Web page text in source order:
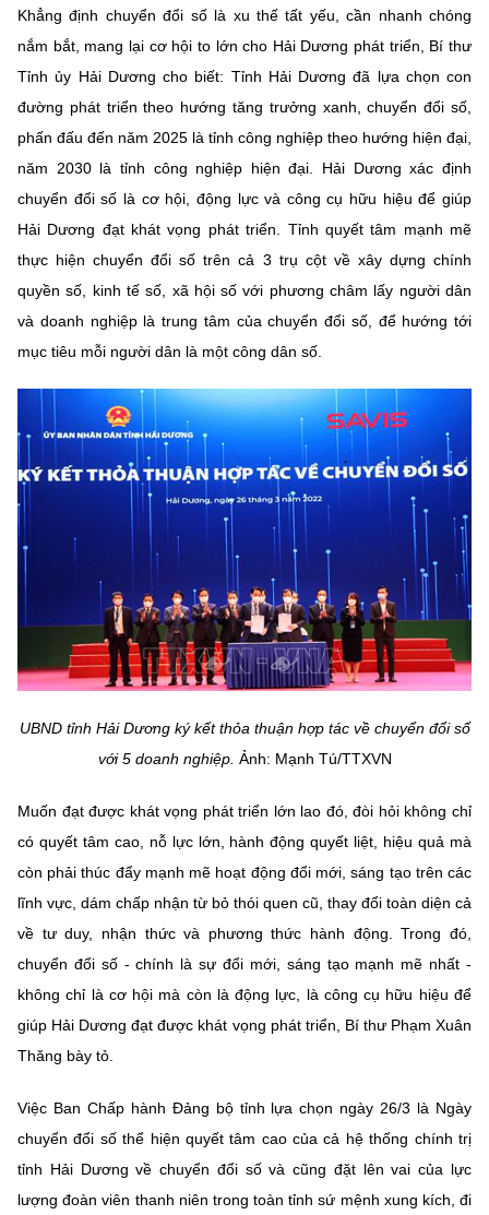
Khẳng định chuyển đổi số là xu thế tất yếu, cần nhanh chóng
nắm bắt, mang lại cơ hội to lớn cho Hải Dương phát triển, Bí thư
Tỉnh ủy Hải Dương cho biết: Tỉnh Hải Dương đã lựa chọn con
đường phát triển theo hướng tăng trưởng xanh, chuyển đổi số,
phấn đấu đến năm 2025 là tỉnh công nghiệp theo hướng hiện đại,
năm 2030 là tỉnh công nghiệp hiện đại. Hải Dương xác định
chuyển đổi số là cơ hội, động lực và công cụ hữu hiệu để giúp
Hải Dương đạt khát vọng phát triển. Tỉnh quyết tâm mạnh mẽ
thực hiện chuyển đổi số trên cả 3 trụ cột về xây dựng chính
quyền số, kinh tế số, xã hội số với phương châm lấy người dân
và doanh nghiệp là trung tâm của chuyển đổi số, để hướng tới
mục tiêu mỗi người dân là một công dân số.
UBND tỉnh Hải Dương ký kết thỏa thuận hợp tác về chuyển đổi số
với 5 doanh nghiệp. Ảnh: Mạnh Tú/TTXVN
Muốn đạt được khát vọng phát triển lớn lao đó, đòi hỏi không chỉ
có quyết tâm cao, nỗ lực lớn, hành động quyết liệt, hiệu quả mà
còn phải thúc đẩy mạnh mẽ hoạt động đổi mới, sáng tạo trên các
lĩnh vực, dám chấp nhận từ bỏ thói quen cũ, thay đổi toàn diện cả
về tư duy, nhận thức và phương thức hành động. Trong đó,
chuyển đổi số - chính là sự đổi mới, sáng tạo mạnh mẽ nhất -
không chỉ là cơ hội mà còn là động lực, là công cụ hữu hiệu để
giúp Hải Dương đạt được khát vọng phát triển, Bí thư Phạm Xuân
Thăng bày tỏ.
Việc Ban Chấp hành Đảng bộ tỉnh lựa chọn ngày 26/3 là Ngày
chuyển đổi số thể hiện quyết tâm cao của cả hệ thống chính trị
tỉnh Hải Dương về chuyển đổi số và cũng đặt lên vai của lực
lượng đoàn viên thanh niên trong toàn tỉnh sứ mệnh xung kích, đi